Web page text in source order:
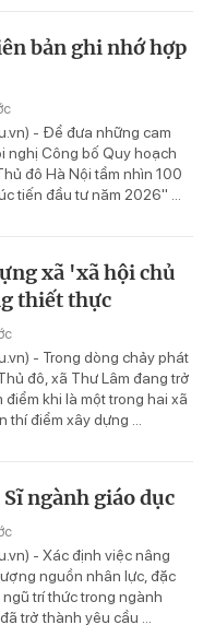
bản ghi nhớ hợp
- Để đưa những cam
nghị Công bố Quy hoạch
đô Hà Nội tầm nhìn 100
tiến đầu tư năm 2026" ...
xã 'xã hội chủ
thiết thực
- Trong dòng chảy phát
đô, xã Thư Lâm đang trở
điểm khi là một trong hai xã
thí điểm xây dựng ...
ngành giáo dục
- Xác định việc nâng
nguồn nhân lực, đặc
trí thức trong ngành
trở thành yêu cầu ...